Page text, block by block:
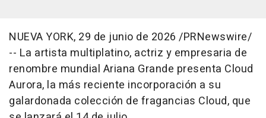
NUEVA YORK, 29 de junio de 2026 /PRNewswire/
-- La artista multiplatino, actriz y empresaria de
renombre mundial Ariana Grande presenta Cloud
Aurora, la más reciente incorporación a su
galardonada colección de fragancias Cloud, que